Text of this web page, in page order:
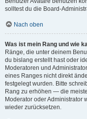
solltest du die Board-
Nach oben
Was ist mein Rang und wie
Ränge, die unter deinem
du bislang erstellt hast oder
Moderatoren und
eines Ranges nicht direkt
festgelegt wurden. Bitte
Rang zu erhöhen — die
Moderator oder Administrator
wieder zurücksetzen.